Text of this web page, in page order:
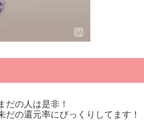
だの人は是非！
だの還元率にびっくりしてます！